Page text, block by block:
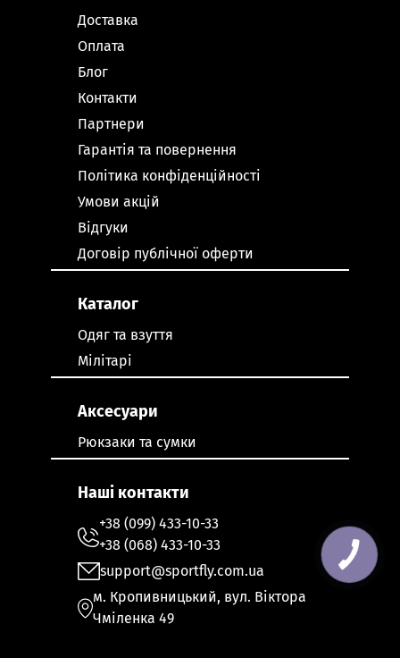
Доставка
Оплата
Блог
Контакти
Партнери
Гарантія та повернення
Політика конфіденційності
Умови акцій
Відгуки
Договір публічної оферти
Каталог
Одяг та взуття
Мілітарі
Аксесуари
Рюкзаки та сумки
Наші контакти
+38 (099) 433-10-33
+38 (068) 433-10-33
support@sportfly.com.ua
м. Кропивницький, вул. Віктора
Чміленка 49